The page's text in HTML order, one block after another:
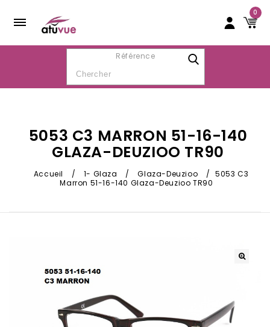
0
Référence
5053 C3 MARRON 51-16-140
GLAZA-DEUZIOO TR90
Accueil / 1- Glaza / Glaza-Deuzioo / 5053 C3
Marron 51-16-140 Glaza-Deuzioo TR90